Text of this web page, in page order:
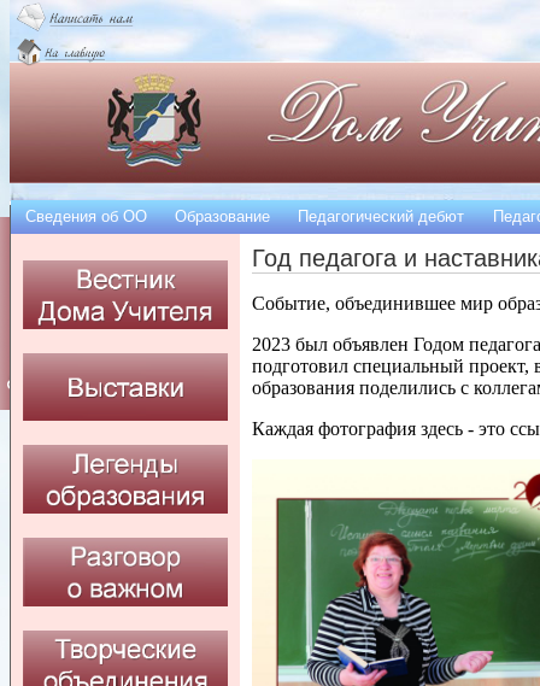
Год педагога и
Cобытие, объединившее мир
2023 был объявлен Годом
подготовил специальный проект,
образования поделились с
Каждая фотография здесь - это
Сведения об OO Образование Педагогический дебют